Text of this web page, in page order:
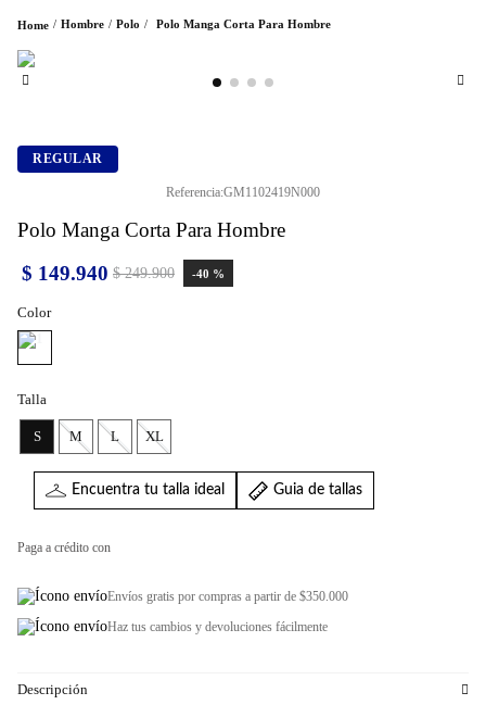
Hombre Polo Polo Manga Corta Para Hombre
REGULAR
Referencia:GM1102419N000
Polo Manga Corta Para Hombre
$ 249.900
$ 149.940 -40 %
Color
Talla
S M L XL
Encuentra tu talla ideal Guia de tallas
Paga a crédito con
Envíos gratis por compras a partir de $350.000
Haz tus cambios y devoluciones fácilmente
Descripción